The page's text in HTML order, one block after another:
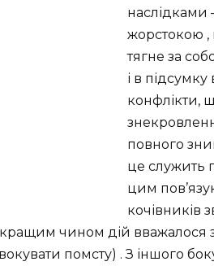
наслідками
жорстокою ,
тягне за
і в
конфлікти,
повного
це служить
цим
кочівників
чином дій вважалося
помсту) . З іншого